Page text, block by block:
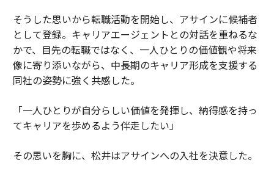
そうした思いから転職活動を開始し、アサインに候補者
として登録。キャリアエージェントとの対話を重ねるな
かで、目先の転職ではなく、一人ひとりの価値観や将来
像に寄り添いながら、中長期のキャリア形成を支援する
同社の姿勢に強く共感した。
「一人ひとりが自分らしい価値を発揮し、納得感を持っ
てキャリアを歩めるよう伴走したい」
その思いを胸に、松井はアサインへの入社を決意した。